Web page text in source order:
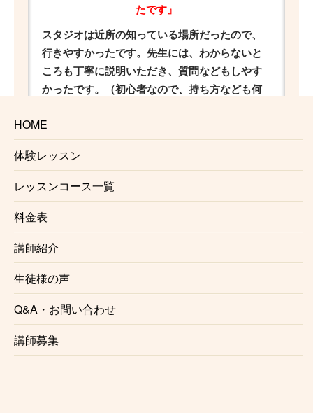
HOME
体験レッスン
レッスンコース一覧
料金表
講師紹介
生徒様の声
Q&A・お問い合わせ
講師募集
たです』
スタジオは近所の知っている場所だったので、
行きやすかったです。先生には、わからないと
ころも丁寧に説明いただき、質問などもしやす
かったです。（初心者なので、持ち方なども何
ずかしいながらも楽しく受講できました。練習
の仕方なども教えていただいたので、次回まで
に練習をしたくなりました。入会の決め手は近
所で受講でき通いやすいと、先生にもっと習っ
てみたくなったためです。
♪小玉勇気先生の体験レッスンに申し込む♪
♪オンラインジャズ・ウッドベースレッスン♪